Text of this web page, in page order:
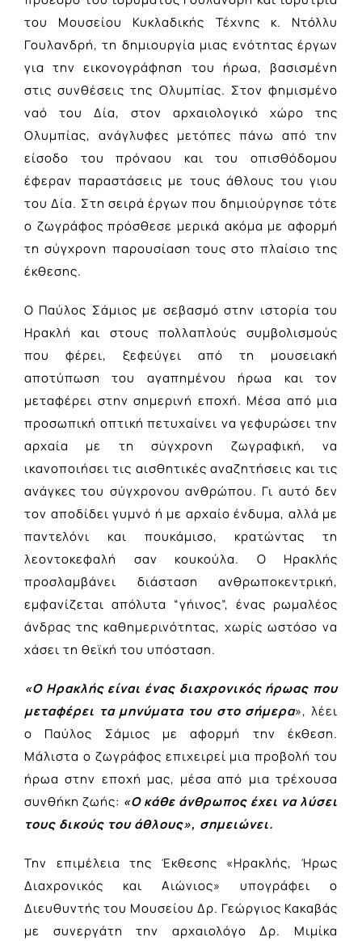
του Μουσείου Κυκλαδικής Τέχνης κ. Ντόλλυ
Γουλανδρή, τη δημιουργία μιας ενότητας έργων
για την εικονογράφηση του ήρωα, βασισμένη
στις συνθέσεις της Ολυμπίας. Στον φημισμένο
ναό του Δία, στον αρχαιολογικό χώρο της
Ολυμπίας, ανάγλυφες μετόπες πάνω από την
είσοδο του πρόναου και του οπισθόδομου
έφεραν παραστάσεις με τους άθλους του γιου
του Δία. Στη σειρά έργων που δημιούργησε τότε
ο ζωγράφος πρόσθεσε μερικά ακόμα με αφορμή
τη σύγχρονη παρουσίαση τους στο πλαίσιο της
έκθεσης.
Ο Παύλος Σάμιος με σεβασμό στην ιστορία του
Ηρακλή και στους πολλαπλούς συμβολισμούς
που φέρει, ξεφεύγει από τη μουσειακή
αποτύπωση του αγαπημένου ήρωα και τον
μεταφέρει στην σημερινή εποχή. Μέσα από μια
προσωπική οπτική πετυχαίνει να γεφυρώσει την
αρχαία με τη σύγχρονη ζωγραφική, να
ικανοποιήσει τις αισθητικές αναζητήσεις και τις
ανάγκες του σύγχρονου ανθρώπου. Γι αυτό δεν
τον αποδίδει γυμνό ή με αρχαίο ένδυμα, αλλά με
παντελόνι και πουκάμισο, κρατώντας τη
λεοντοκεφαλή σαν κουκούλα. Ο Ηρακλής
προσλαμβάνει διάσταση ανθρωποκεντρική,
εμφανίζεται απόλυτα “γήινος”, ένας ρωμαλέος
άνδρας της καθημερινότητας, χωρίς ωστόσο να
χάσει τη θεϊκή του υπόσταση.
«OΗρακλής είναι ένας διαχρονικός ήρωας που
μεταφέρει τα μηνύματα του στο σήμερα», λέει
ο Παύλος Σάμιος με αφορμή την έκθεση.
Μάλιστα ο ζωγράφος επιχειρεί μια προβολή του
ήρωα στην εποχή μας, μέσα από μια τρέχουσα
συνθήκη ζωής: «Ο κάθε άνθρωπος έχει να λύσει
τους δικούς του άθλους», σημειώνει.
Την επιμέλεια της Έκθεσης «Ηρακλής, Ήρως
Διαχρονικός και Αιώνιος» υπογράφει ο
Διευθυντής του Μουσείου Δρ. Γεώργιος Κακαβάς
με συνεργάτη την αρχαιολόγο Δρ. Μιμίκα